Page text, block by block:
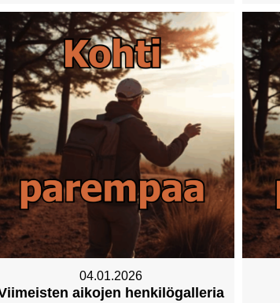
04.01.2026
aikojen henkilögalleria